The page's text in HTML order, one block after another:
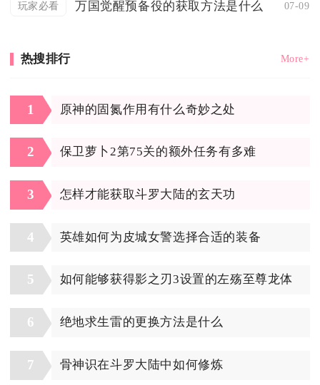
玩家必看 万国觉醒预备役的获取方法是什么 07-09
热搜排行 More+
1 原神的固氮作用有什么奇妙之处
2 保卫萝卜2第75关的额外任务有多难
3 怎样才能获取斗罗大陆的玄天功
4 英雄如何为皮城女警选择合适的装备
5 如何能够获得影之刃3设置的左殇至尊龙体
6 绝地求生雷的更换方法是什么
7 骨神识在斗罗大陆中如何修炼